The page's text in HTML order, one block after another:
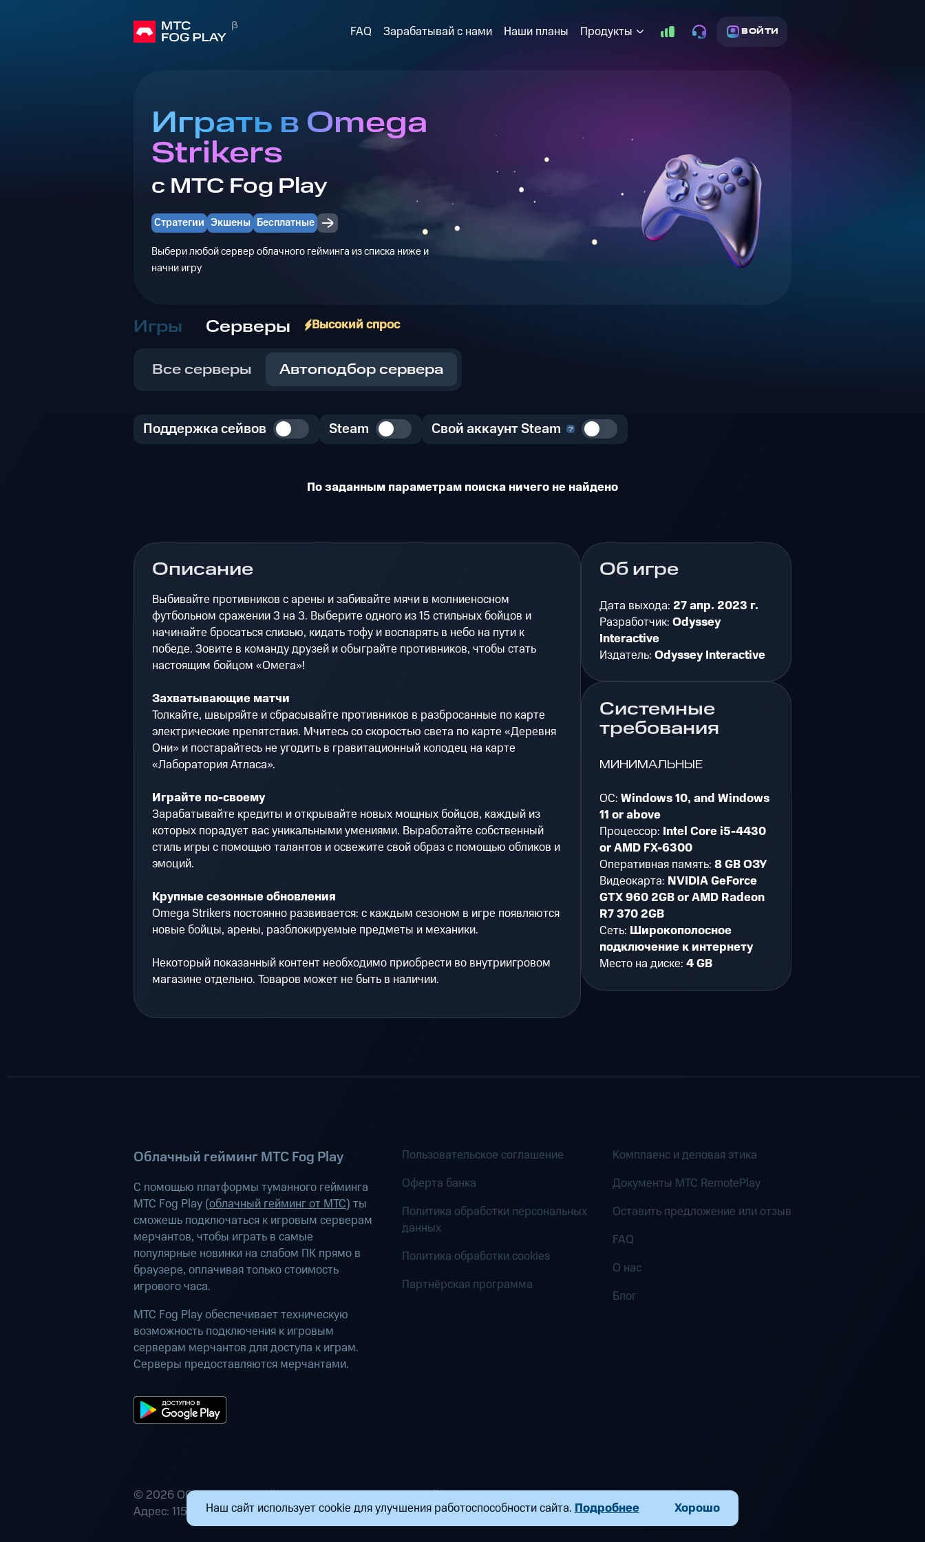
Наш сайт использует cookie для улучшения работоспособности сайта.Подробнее Хорошо
FAQ Зарабатывай с нами Наши планы Продукты ВОЙТИ
Играть в Omega
Strikers
с МТС Fog Play
Стратегии Экшены Бесплатные
Выбери любой сервер облачного гейминга из списка ниже и
начни игру
Игры Серверы Высокий спрос
Все серверы Автоподбор сервера
Поддержка сейвов Steam Свой аккаунт Steam
По заданным параметрам поиска ничего не найдено
Описание
Выбивайте противников с арены и забивайте мячи в молниеносном
футбольном сражении 3 на 3. Выберите одного из 15 стильных бойцов и
начинайте бросаться слизью, кидать тофу и воспарять в небо на пути к
победе. Зовите в команду друзей и обыграйте противников, чтобы стать
настоящим бойцом «Омега»!
Захватывающие матчи
Толкайте, швыряйте и сбрасывайте противников в разбросанные по карте
электрические препятствия. Мчитесь со скоростью света по карте «Деревня
Они» и постарайтесь не угодить в гравитационный колодец на карте
«Лаборатория Атласа».
Играйте по-своему
Зарабатывайте кредиты и открывайте новых мощных бойцов, каждый из
которых порадует вас уникальными умениями. Выработайте собственный
стиль игры с помощью талантов и освежите свой образ с помощью обликов и
эмоций.
Крупные сезонные обновления
Omega Strikers постоянно развивается: с каждым сезоном в игре появляются
новые бойцы, арены, разблокируемые предметы и механики.
Некоторый показанный контент необходимо приобрести во внутриигровом
магазине отдельно. Товаров может не быть в наличии.
Об игре
Дата выхода: 27 апр. 2023 г.
Разработчик: Odyssey
Interactive
Издатель: Odyssey Interactive
Системные
требования
МИНИМАЛЬНЫЕ
ОС: Windows 10, and Windows
11 or above
Процессор: Intel Core i5-4430
or AMD FX-6300
Оперативная память: 8 GB ОЗУ
Видеокарта: NVIDIA GeForce
GTX 960 2GB or AMD Radeon
R7 370 2GB
Сеть: Широкополосное
подключение к интернету
Место на диске: 4 GB
Облачный гейминг МТС Fog Play
С помощью платформы туманного гейминга
МТС Fog Play (облачный гейминг от МТС) ты
сможешь подключаться к игровым серверам
мерчантов, чтобы играть в самые
популярные новинки на слабом ПК прямо в
браузере, оплачивая только стоимость
игрового часа.
МТС Fog Play обеспечивает техническую
возможность подключения к игровым
серверам мерчантов для доступа к играм.
Серверы предоставляются мерчантами.
Пользовательское соглашение
Оферта банка
Политика обработки персональных
данных
Политика обработки cookies
Партнёрская программа
Комплаенс и деловая этика
Документы MTC RemotePlay
Оставить предложение или отзыв
FAQ
О нас
Блог
© 2026 ООО «Маркетплейс распределенных вычислений». Все права защищены
Адрес: 115432, г. Москва, пр-кт Андропова, д. 18, к. 9 Почта:fogplay@mts.ru